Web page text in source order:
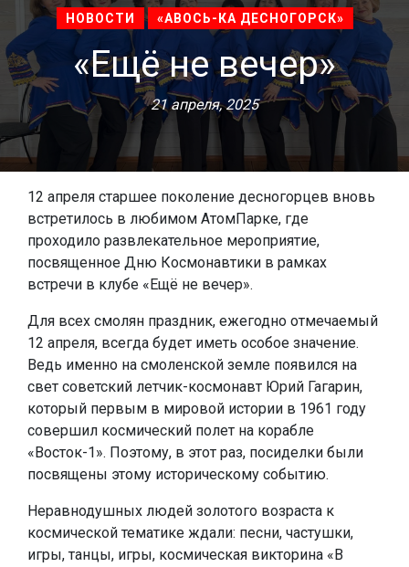
НОВОСТИ «АВОСЬ-КА ДЕСНОГОРСК»
«Ещё не вечер»
21 апреля, 2025
12 апреля старшее поколение десногорцев вновь
встретилось в любимом АтомПарке, где
проходило развлекательное мероприятие,
посвященное Дню Космонавтики в рамках
встречи в клубе «Ещё не вечер».
Для всех смолян праздник, ежегодно отмечаемый
12 апреля, всегда будет иметь особое значение.
Ведь именно на смоленской земле появился на
свет советский летчик-космонавт Юрий Гагарин,
который первым в мировой истории в 1961 году
совершил космический полет на корабле
«Восток-1». Поэтому, в этот раз, посиделки были
посвящены этому историческому событию.
Неравнодушных людей золотого возраста к
космической тематике ждали: песни, частушки,
игры, танцы, игры, космическая викторина «В